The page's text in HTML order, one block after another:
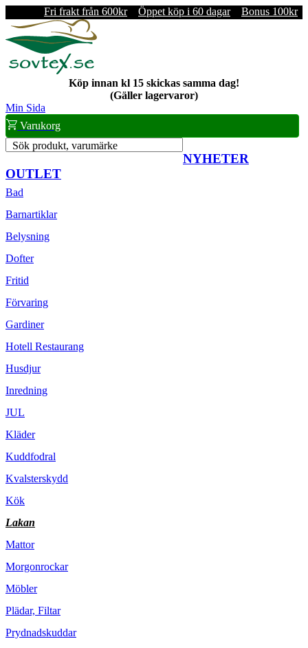
Fri frakt från 600kr Öppet köp i 60 dagar Bonus 100kr
Köp innan kl 15 skickas samma dag!
(Gäller lagervaror)
Min Sida
Varukorg
Sök produkt, varumärke
NYHETER
OUTLET
Bad
Barnartiklar
Belysning
Dofter
Fritid
Förvaring
Gardiner
Hotell Restaurang
Husdjur
Inredning
JUL
Kläder
Kuddfodral
Kvalsterskydd
Kök
Lakan
Mattor
Morgonrockar
Möbler
Plädar, Filtar
Prydnadskuddar